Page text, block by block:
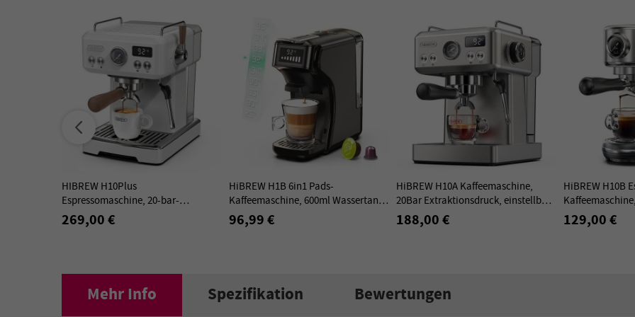
HIBREW H10Plus
Espressomaschine, 20-bar-
Halbautomat, Temperaturregelung
– Weiß
269,00 €
HiBREW H1B 6in1 Pads-
Kaffeemaschine, 600ml Wassertank,
20bar Druckextraktion,
Kalt-/Heißmodus, Schwarz - EU-
96,99 €
HiBREW H10A Kaffeemaschine,
20Bar Extraktionsdruck, einstellbare
Temperatur & Tassenvolumen,
58mm Siebträger - Silber
188,00 €
HiBREW H10B
einstellbare
129,00 €
Mehr Info Spezifikation Bewertungen